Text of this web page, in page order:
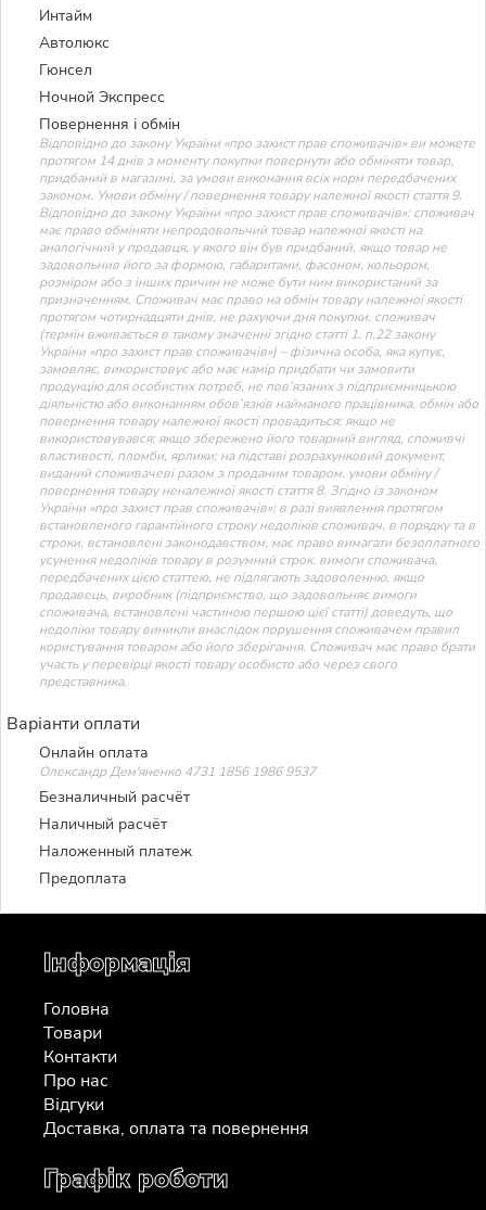
Интайм
Автолюкс
Гюнсел
Ночной Экспресс
Повернення і обмін
Відповідно до закону України «про захист прав споживачів» ви можете
протягом 14 днів з моменту покупки повернути або обміняти товар,
придбаний в магазині, за умови виконання всіх норм передбачених
законом. Умови обміну / повернення товару належної якості стаття 9.
Відповідно до закону України «про захист прав споживачів»: споживач
має право обміняти непродовольчий товар належної якості на
аналогічний у продавця, у якого він був придбаний, якщо товар не
задовольнив його за формою, габаритами, фасоном, кольором,
розміром або з інших причин не може бути ним використаний за
призначенням. Споживач має право на обмін товару належної якості
протягом чотирнадцяти днів, не рахуючи дня покупки. споживач
(термін вживається в такому значенні згідно статті 1. п.22 закону
України «про захист прав споживачів») – фізична особа, яка купує,
замовляє, використовує або має намір придбати чи замовити
продукцію для особистих потреб, не пов’язаних з підприємницькою
діяльністю або виконанням обов’язків найманого працівника. обмін або
повернення товару належної якості провадиться: якщо не
використовувався; якщо збережено його товарний вигляд, споживчі
властивості, пломби, ярлики; на підставі розрахунковий документ,
виданий споживачеві разом з проданим товаром. умови обміну /
повернення товару неналежної якості стаття 8. Згідно із законом
України «про захист прав споживачів»: в разі виявлення протягом
встановленого гарантійного строку недоліків споживач, в порядку та в
строки, встановлені законодавством, має право вимагати безоплатного
усунення недоліків товару в розумний строк. вимоги споживача,
передбачених цією статтею, не підлягають задоволенню, якщо
продавець, виробник (підприємство, що задовольняє вимоги
споживача, встановлені частиною першою цієї статті) доведуть, що
недоліки товару виникли внаслідок порушення споживачем правил
користування товаром або його зберігання. Споживач має право брати
участь у перевірці якості товару особисто або через свого
представника.
Варіанти оплати
Онлайн оплата
Олександр Дем'яненко 4731 1856 1986 9537
Безналичный расчёт
Наличный расчёт
Наложенный платеж
Предоплата
Інформація
Головна
Товари
Контакти
Про нас
Відгуки
Доставка, оплата та повернення
Графік роботи